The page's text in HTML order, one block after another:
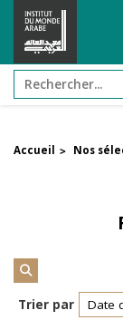
FILTRER
Filtrer par
Éditeur
Accueil > Nos
Trier par